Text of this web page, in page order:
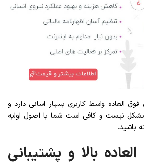
العاده واسط کاربری بسیار اسانی دارد و
نیست و کافی است شما با اصول اولیه
باشید.
بالا و پشتیبانی